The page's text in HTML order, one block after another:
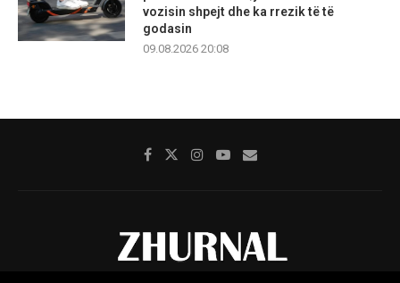
vozisin shpejt dhe ka rrezik të të
godasin
09.08.2026 20:08